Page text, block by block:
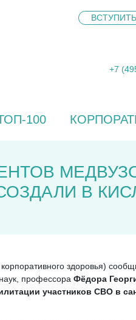
+7
100
В
здоровья)
профессора Фёдора
участников СВО в